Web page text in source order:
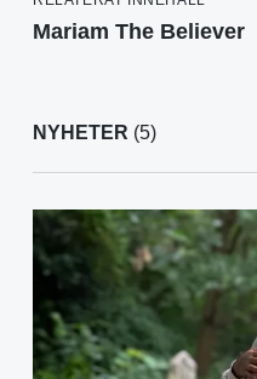
Mariam The Believer
NYHETER (5)